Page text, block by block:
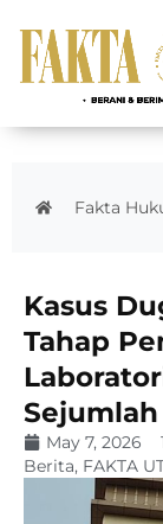
Fakta
Kasus
Tahap
May 7, 2026
Berita, FAKTA